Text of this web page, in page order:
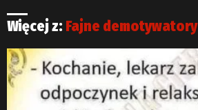
Więcej z: Fajne demotywatory